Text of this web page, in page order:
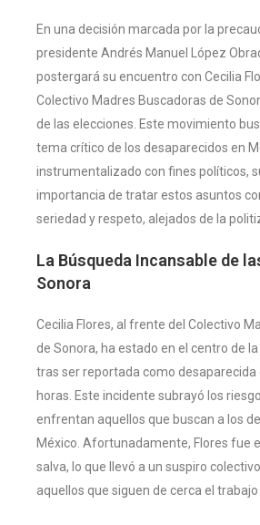
En una decisión marcada por la
presidente Andrés Manuel López
postergará su encuentro con Cecilia
Colectivo Madres Buscadoras de
de las elecciones. Este movimiento
tema crítico de los desaparecidos en
instrumentalizado con fines políticos,
importancia de tratar estos asuntos
seriedad y respeto, alejados de la
La Búsqueda Incansable de
Sonora
Cecilia Flores, al frente del Colectivo
de Sonora, ha estado en el centro de
tras ser reportada como desaparecida
horas. Este incidente subrayó los
enfrentan aquellos que buscan a los
México. Afortunadamente, Flores fue
salva, lo que llevó a un suspiro
aquellos que siguen de cerca el trabajo